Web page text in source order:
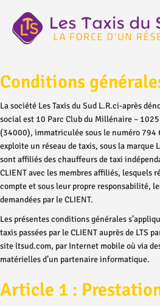
Conditions
La société Les Taxis du Sud L.R.ci-après
social est 10 Parc Club du Millénaire –
(34000), immatriculée sous le numéro 794
exploite un réseau de taxis, sous la marque
sont affiliés des chauffeurs de taxi
CLIENT avec les membres affiliés, lesquels
compte et sous leur propre responsabilité,
demandées par le CLIENT.
Les présentes conditions générales
taxis passées par le CLIENT auprès de LTS
site ltsud.com, par Internet mobile où via
matérielles d’un partenaire informatique.
Article 1 :